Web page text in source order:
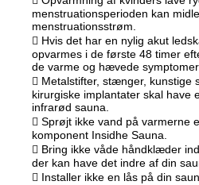
menstruationsperioden kan
menstruationsstrøm.
 Hvis det har en nylig akut
opvarmes i de første 48 timer
de varme og hævede symptomer
 Metalstifter, stænger, kunstige
kirurgiske implantater skal have
infrarød sauna.
 Sprøjt ikke vand på varmerne
komponent Insidhe Sauna.
 Bring ikke våde håndklæder
der kan have det indre af din
 Installer ikke en lås på din